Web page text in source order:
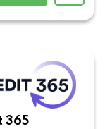
365